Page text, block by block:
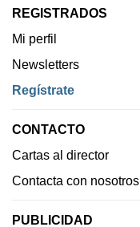
REGISTRADOS
Mi perfil
Newsletters
Regístrate
CONTACTO
Cartas al director
Contacta con nosotros
PUBLICIDAD